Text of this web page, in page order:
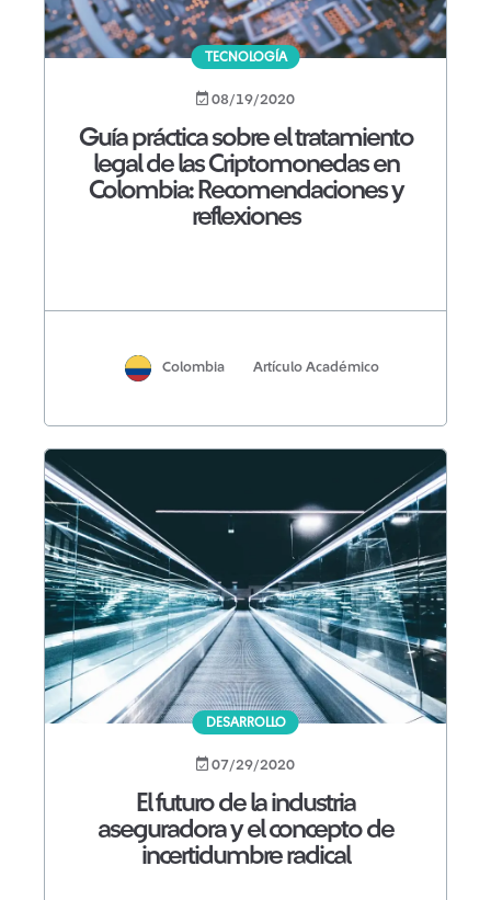
TECNOLOGÍA
08/19/2020
Guía práctica sobre el tratamiento
legal de las Criptomonedas en
Colombia: Recomendaciones y
reflexiones
Colombia Artículo Académico
DESARROLLO
07/29/2020
El futuro de la industria
aseguradora y el concepto de
incertidumbre radical